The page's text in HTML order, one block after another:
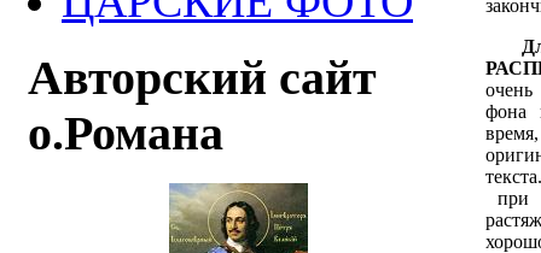
Авторский сайт
о.Романа
очень
фона
при